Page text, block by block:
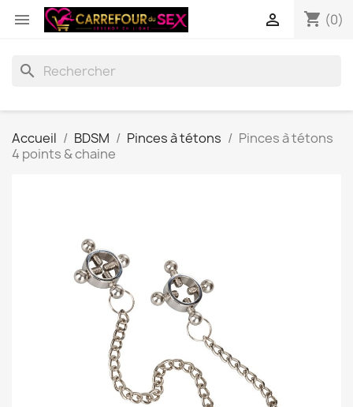
 shopping_cart (0)

search
Accueil BDSM Pinces à tétons
Pinces à tétons
4 points & chaine